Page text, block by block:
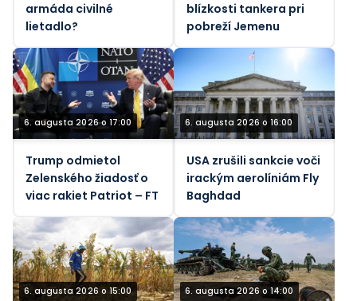
armáda civilné
lietadlo?
blízkosti tankera pri
pobreží Jemenu
6. augusta 2026 o 17:00
Trump odmietol
Zelenského žiadosť o
viac rakiet Patriot – FT
6. augusta 2026 o 16:00
USA zrušili sankcie voči
irackým aerolíniám Fly
Baghdad
6. augusta 2026 o 15:00 6. augusta 2026 o 14:00